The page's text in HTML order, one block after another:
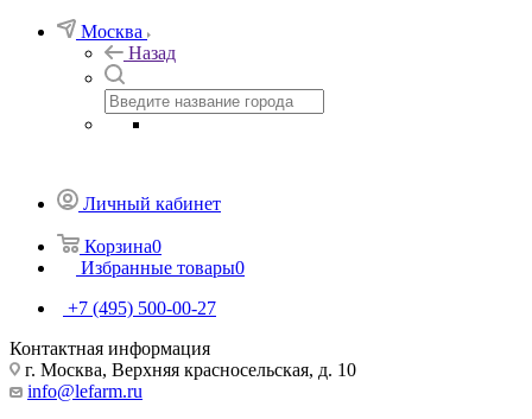
Москва
Назад
Личный кабинет
Корзина0
Избранные товары0
+7 (495) 500-00-27
Контактная информация
г. Москва, Верхняя красносельская, д. 10
info@lefarm.ru